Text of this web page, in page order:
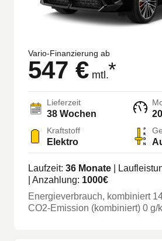
Vario-Finanzierung ab
547 € mtl.*
Lieferzeit
38 Wochen
Kraftstoff
Elektro
Laufzeit: 36 Monate |
| Anzahlung: 1000€
Energieverbrauch, kombiniert
CO2-Emission (kombiniert) 0 g/